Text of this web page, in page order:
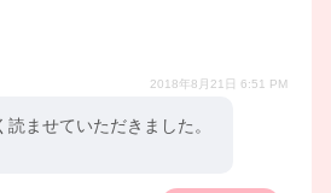
2018年8月21日 6:51 PM
ませていただきました。